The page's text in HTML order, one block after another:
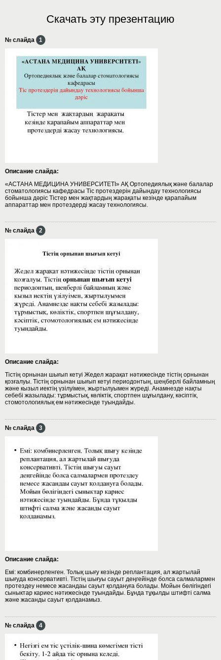
Скачать эту презентацию
№ слайда 1
Описание слайда:
«АСТАНА МЕДИЦИНА УНИВЕРСИТЕТІ» АҚ Ортопедиялық және балалар
стоматологиясы кафедрасы Тіс протездерін дайындау технологиясы
бойынша дәріс Тістер мен жақтардың жарақаты кезінде қарапайым
аппараттар мен протездерді жасау технологиясы.
№ слайда 2
Описание слайда:
Тістің орнынан шығып кетуі Жедел жарақат нәтижесінде тістің орнынан
қозғалуы. Тістің орнынан шығып кетуі периодонтың, шеңберлі байламның
және кызыл иектің үзілуімен, жыртылуымен жүреді. Анамнезде нақты
себебі жазылады: тұрмыстық, көліктік, спортпен шұғылдану, кәсіптік,
стомотологиялық ем нәтижесінде туындайды.
№ слайда 3
Описание слайда:
Емі: комбинерленген. Толық шығу кезінде реплантация, ал жартылай
шығуда консервативті. Тістің шығуы сауыт деңгейінде болса салмалармен
протездеу немесе жасандаы сауыт қолдануға болады. Мойын бөлігіндегі
сыныктар кариес нәтижесінде туындайды. Бұнда тұқылды штифті салма
және жасанды сауыт қолданамыз.
№ слайда 4